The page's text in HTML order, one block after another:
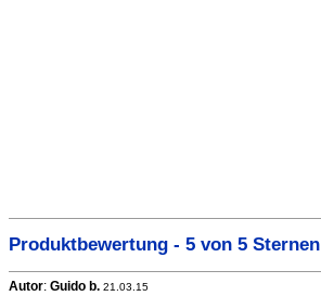
Produktbewertung - 5 von 5 Sternen
Autor: Guido b. 21.03.15